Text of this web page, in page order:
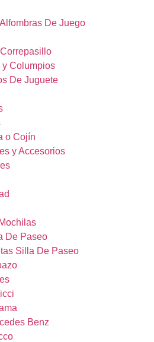
De Juego
y Columpios
De Juguete
o Cojín
y Accesorios
De Paseo
Silla De Paseo
Benz